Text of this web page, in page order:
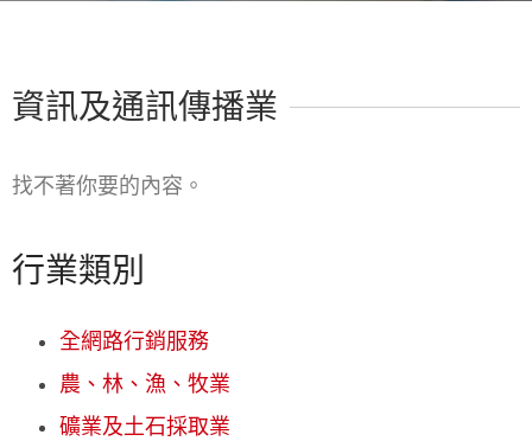
資訊及通訊傳播業
找不著你要的內容。
行業類別
全網路行銷服務
農、林、漁、牧業
礦業及土石採取業